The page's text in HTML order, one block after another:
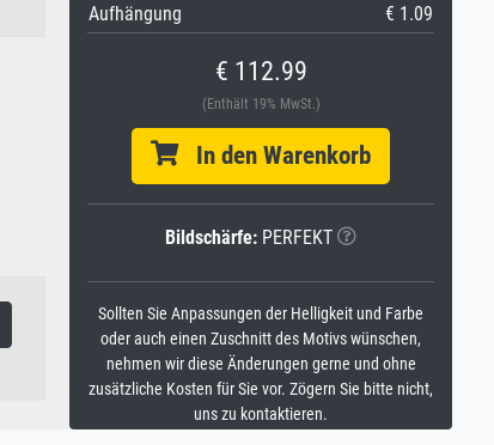
Aufhängung
€ 1.09
€ 112.99
(Enthält 19% MwSt.)
In den Warenkorb
Bildschärfe: PERFEKT
Sollten Sie Anpassungen der Helligkeit und Farbe
oder auch einen Zuschnitt des Motivs wünschen,
nehmen wir diese Änderungen gerne und ohne
zusätzliche Kosten für Sie vor. Zögern Sie bitte nicht,
uns zu kontaktieren.